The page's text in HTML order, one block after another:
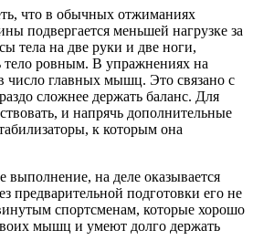
что в обычных отжиманиях
подвергается меньшей нагрузке за
тела на две руки и две ноги,
тело ровным. В упражнениях на
число главных мышц. Это связано с
сложнее держать баланс. Для
и напрячь дополнительные
к которым она
выполнение, на деле оказывается
предварительной подготовки его не
спортсменам, которые хорошо
мышц и умеют долго держать